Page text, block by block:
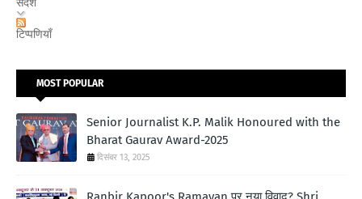
टिप्पणियाँ
MOST POPULAR
Senior Journalist K.P. Malik Honoured with the
Bharat Gaurav Award-2025
दिसंबर 13, 2025